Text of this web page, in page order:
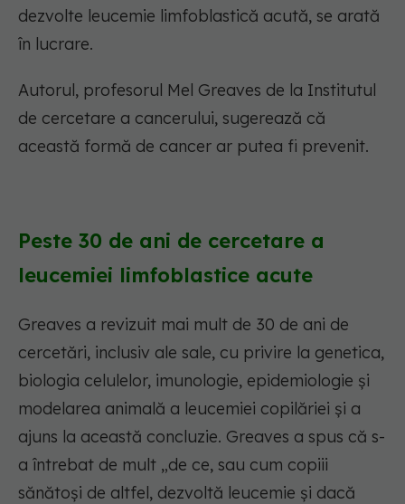
dezvolte leucemie limfoblastică acută, se arată
în lucrare.
Autorul, profesorul Mel Greaves de la Institutul
de cercetare a cancerului, sugerează că
această formă de cancer ar putea fi prevenit.
Peste 30 de ani de cercetare a
leucemiei limfoblastice acute
Greaves a revizuit mai mult de 30 de ani de
cercetări, inclusiv ale sale, cu privire la genetica,
biologia celulelor, imunologie, epidemiologie și
modelarea animală a leucemiei copilăriei și a
ajuns la această concluzie. Greaves a spus că s-
a întrebat de mult „de ce, sau cum copiii
sănătoși de altfel, dezvoltă leucemie și dacă